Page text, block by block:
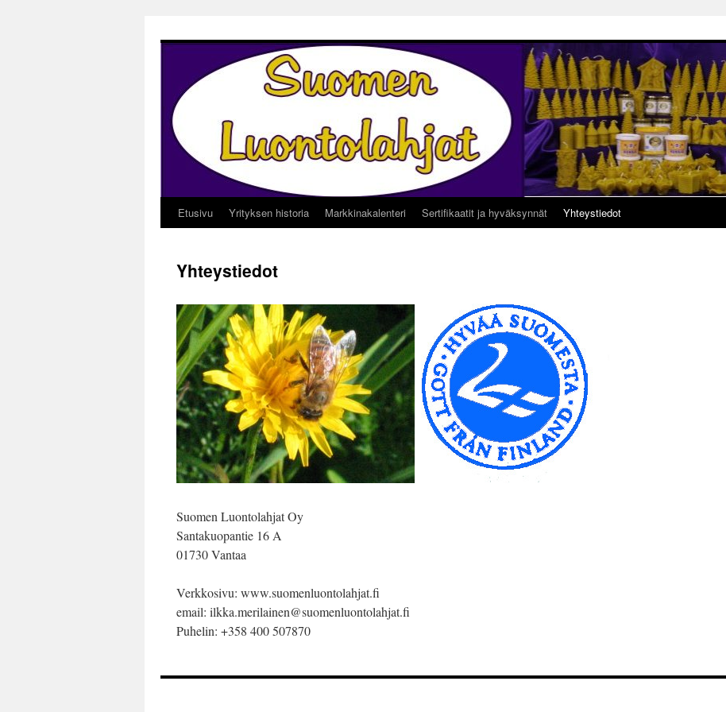
Etusivu Yrityksen historia Markkinakalenteri Sertifikaatit ja hyväksynnät Yhteystiedot
Yhteystiedot
Suomen Luontolahjat Oy
Santakuopantie 16 A
01730 Vantaa
Verkkosivu: www.suomenluontolahjat.fi
email: ilkka.merilainen@suomenluontolahjat.fi
Puhelin: +358 400 507870